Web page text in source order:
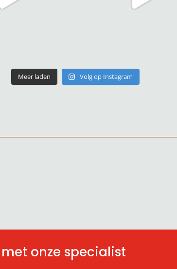
Meer laden Volg op Instagram
onze specialist